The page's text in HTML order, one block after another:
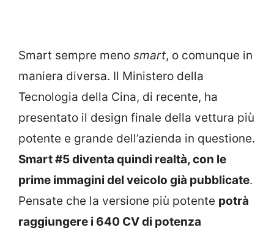
Smart sempre meno smart, o comunque in
maniera diversa. Il Ministero della
Tecnologia della Cina, di recente, ha
presentato il design finale della vettura più
potente e grande dell’azienda in questione.
Smart #5 diventa quindi realtà, con le
prime immagini del veicolo già pubblicate.
Pensate che la versione più potente potrà
raggiungere i 640 CV di potenza